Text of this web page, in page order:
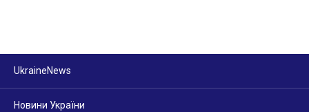
UkraineNews
Новини України